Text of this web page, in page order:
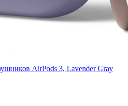
AirPods 3, Lavender Gray